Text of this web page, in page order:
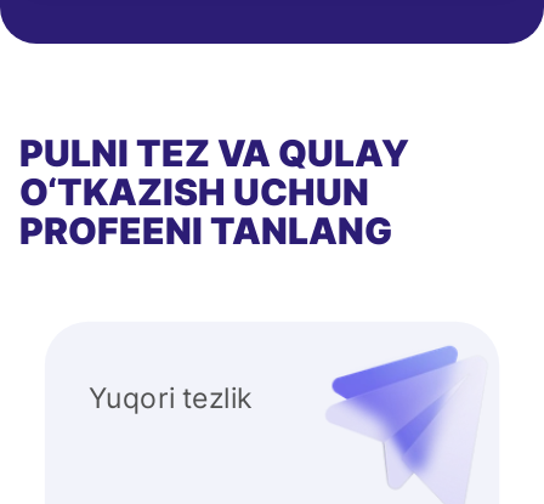
PULNI TEZ VA QULAY
O‘TKAZISH UCHUN
PROFEENI TANLANG
Yuqori tezlik